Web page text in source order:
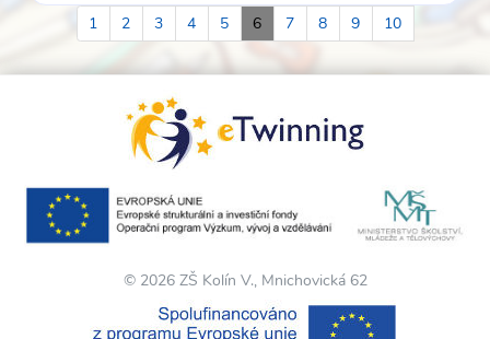
1 2 3 4 5 6 7 8 9 10
© 2026 ZŠ Kolín V., Mnichovická 62